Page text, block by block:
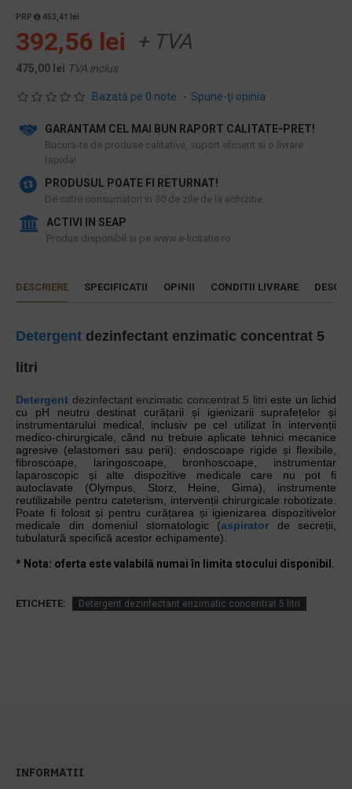
Bazată pe 0 note. - Spune-ţi opinia
PRP 453,41 lei
392,56 lei + TVA
475,00 lei TVA inclus
GARANTAM CEL MAI BUN RAPORT CALITATE-PRET!
​Bucura-te de produse calitative, suport eficient si o livrare
rapida!
PRODUSUL POATE FI RETURNAT!
De catre consumatori in 30 de zile de la achizitie
ACTIVI IN SEAP
Produs disponibil si pe www.e-licitatie.ro
DESCRIERE SPECIFICATII OPINII CONDITII LIVRARE
Detergent dezinfectant enzimatic concentrat 5
litri
Detergent dezinfectant enzimatic concentrat 5 litri este un lichid
cu pH neutru destinat curățarii și igienizarii suprafețelor și
instrumentarului medical, inclusiv pe cel utilizat în intervenții
medico-chirurgicale, când nu trebuie aplicate tehnici mecanice
agresive (elastomeri sau perii): endoscoape rigide și flexibile,
fibroscoape, laringoscoape, bronhoscoape, instrumentar
laparoscopic și alte dispozitive medicale care nu pot fi
autoclavate (Olympus, Storz, Heine, Gima), instrumente
reutilizabile pentru cateterism, intervenții chirurgicale robotizate.
Poate fi folosit și pentru curățarea și igienizarea dispozitivelor
medicale din domeniul stomatologic (aspirator de secreții,
tubulatură specifică acestor echipamente).
* Nota: oferta este valabilă numai în limita stocului disponibil.
ETICHETE: Detergent dezinfectant enzimatic concentrat 5 litri
INFORMATII